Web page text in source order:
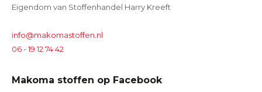
Eigendom van Stoffenhandel Harry Kreeft
info@makomastoffen.nl
06 - 19 12 74 42
Makoma stoffen op Facebook